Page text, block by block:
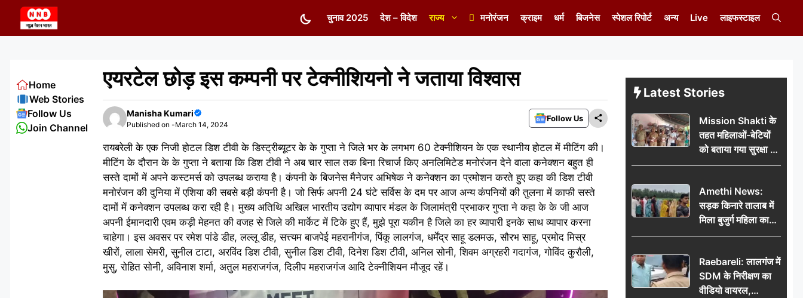
content
चुनाव 2025 देश – विदेश राज्य मनोरंजन क्राइम धर्म बिजनेस स्पेशल रिपोर्ट अन्य Live लाइफस्टाइल
एयरटेल छोड़ इस कम्पनी पर टेक्नीशियनो ने जताया विश्वास
Manisha Kumari
Published on -March 14, 2024
Follow Us
रायबरेली के एक निजी होटल डिश टीवी के डिस्ट्रीब्यूटर के के गुप्ता ने जिले भर के लगभग 60 टेक्नीशियन के एक स्थानीय होटल में मीटिंग की।
मीटिंग के दौरान के के गुप्ता ने बताया कि डिश टीवी ने अब चार साल तक बिना रिचार्ज किए अनलिमिटेड मनोरंजन देने वाला कनेक्शन बहुत ही
सस्ते दामों में अपने कस्टमर्स को उपलब्ध कराया है। कंपनी के बिजनेस मैनेजर अभिषेक ने कनेक्शन का प्रमोशन करते हुए कहा की डिश टीवी
मनोरंजन की दुनिया में एशिया की सबसे बड़ी कंपनी है। जो सिर्फ अपनी 24 घंटे सर्विस के दम पर आज अन्य कंपनियों की तुलना में काफी सस्ते
दामों में कनेक्शन उपलब्ध करा रही है। मुख्य अतिथि अखिल भारतीय उद्योग व्यापार मंडल के जिलामंत्री प्रभाकर गुप्ता ने कहा के के जी आज
अपनी ईमानदारी एवम कड़ी मेहनत की वजह से जिले की मार्केट में टिके हुए हैं, मुझे पूरा यकीन है जिले का हर व्यापारी इनके साथ व्यापार करना
चाहेगा। इस अवसर पर रमेश पांडे डीह, लल्लू डीह, सत्त्यम बाजपेई महरानीगंज, पिंकू लालगंज, धर्मेंद्र साहू डलमऊ, सौरभ साहू, प्रमोद मिस्र
खीरों, लाला सेमरी, सुनील टाटा, अरविंद डिश टीवी, सुनील डिश टीवी, दिनेश डिश टीवी, अनिल सोनी, शिवम अग्रहरी गदागंज, गोविंद कुरौली,
मुसु, रोहित सोनी, अविनाश शर्मा, अतुल महराजगंज, दिलीप महराजगंज आदि टेक्नीशियन मौजूद रहें।
Home
Web Stories
Follow Us
Join Channel
Latest Stories
Mission Shakti के
तहत महिलाओं-बेटियों
को बताया गया सुरक्षा के
अधिकार
Amethi News:
सड़क किनारे तालाब में
मिला बुजुर्ग महिला का
शव, संदिग्ध परिस्थितियों
Raebareli: लालगंज में
SDM के निरीक्षण का
वीडियो वायरल,